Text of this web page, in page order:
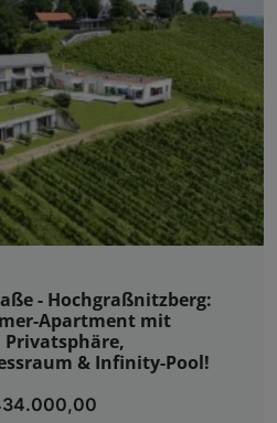
- Hochgraßnitzberg:
Apartment mit
Privatsphäre,
& Infinity-Pool!